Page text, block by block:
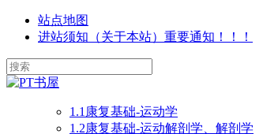
站点地图
进站须知（关于本站）重要通知！！！
1.1康复基础-运动学
1.2康复基础-运动解剖学、解剖学